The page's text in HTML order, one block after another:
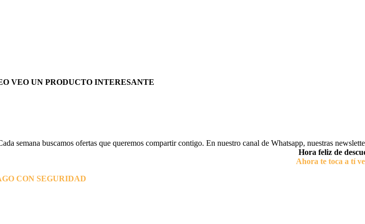
VEO UN PRODUCTO INTERESANTE
semana buscamos ofertas que queremos compartir contigo. En nuestro canal de Whatsapp, nuestras
Hora feliz de
Ahora te toca a tí
CON SEGURIDAD